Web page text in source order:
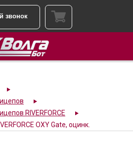
звонок
RIVERFORCE
OXY Gate, оцинк.